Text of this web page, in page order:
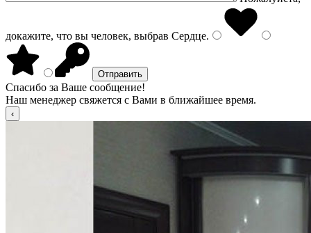
докажите, что вы человек, выбрав Сердце.
Спасибо за Ваше сообщение!
Наш менеджер свяжется с Вами в ближайшее время.